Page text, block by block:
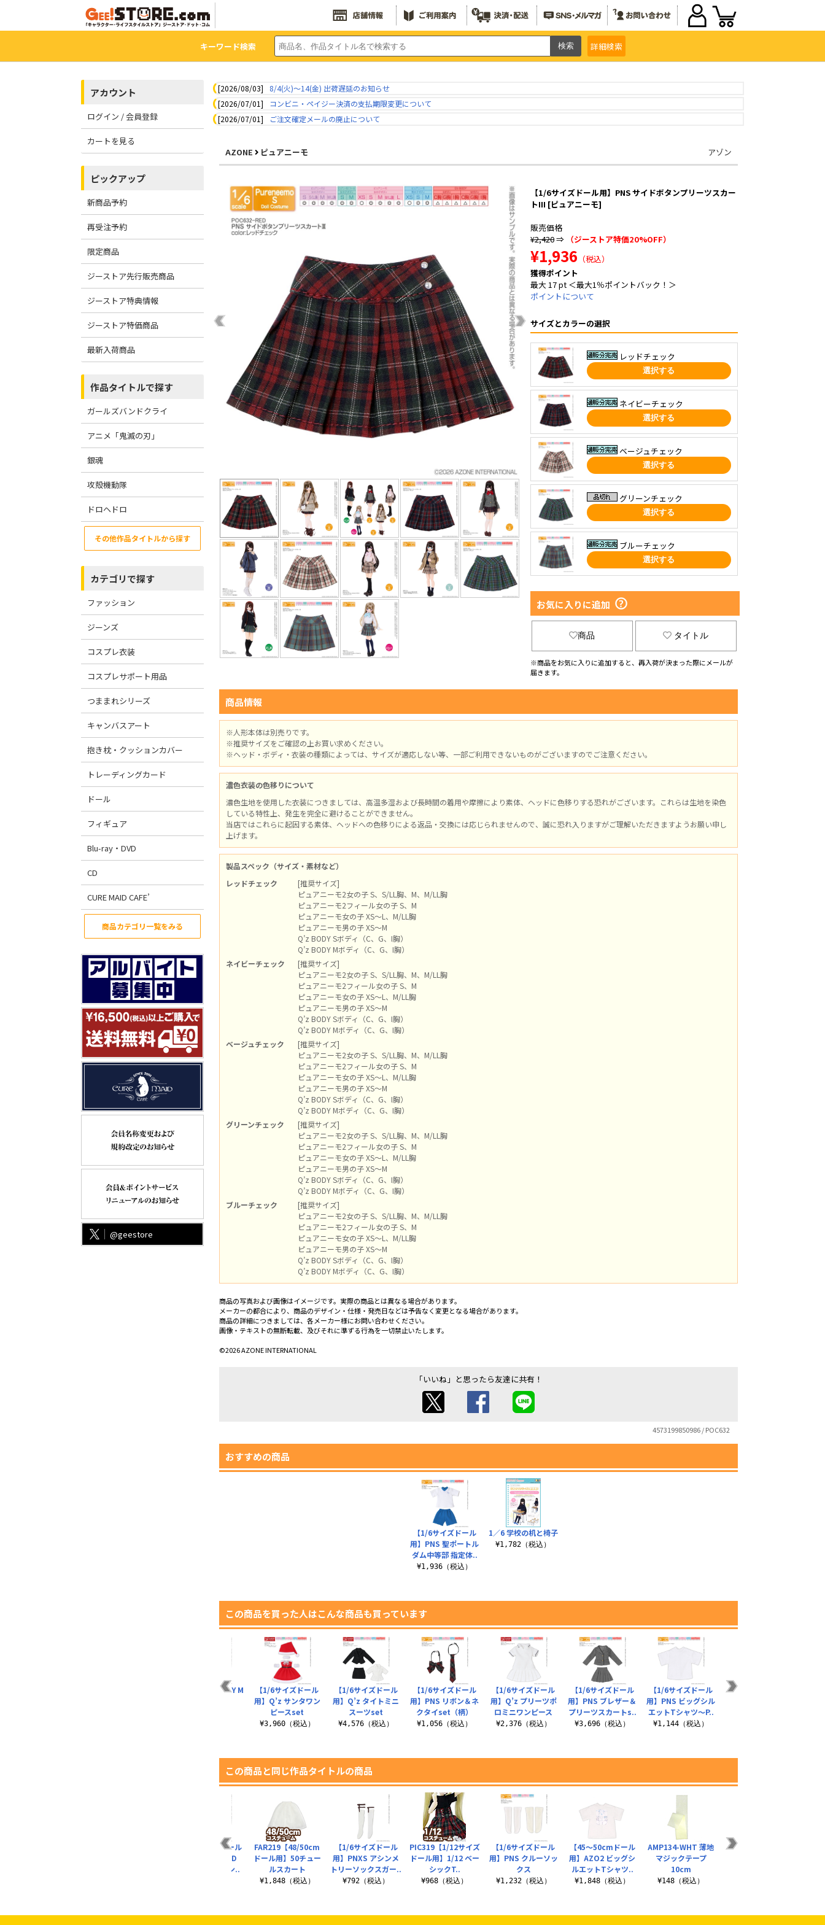
キーワード検索 詳細検索
アカウント
ログイン / 会員登録
カートを見る
ピックアップ
新商品予約
再受注予約
限定商品
ジーストア先行販売商品
ジーストア特典情報
ジーストア特価商品
最新入荷商品
作品タイトルで探す
ガールズバンドクライ
アニメ「鬼滅の刃」
銀魂
攻殻機動隊
ドロヘドロ
その他作品タイトルから探す
カテゴリで探す
ファッション
ジーンズ
コスプレ衣装
コスプレサポート用品
つままれシリーズ
キャンバスアート
抱き枕・クッションカバー
トレーディングカード
ドール
フィギュア
Blu-ray・DVD
CD
CURE MAID CAFE’
商品カテゴリ一覧をみる
@geestore
[2026/08/03]
8/4(火)～14(金) 出荷遅延のお知らせ
[2026/07/01]
コンビニ・ペイジー決済の支払期限変更について
[2026/07/01]
ご注文確定メールの廃止について
AZONE ピュアニーモ アゾン
【1/6サイズドール用】PNS サイドボタンプリーツスカー
トIII [ピュアニーモ]
販売価格
¥2,420⇒ （ジーストア特価20%OFF）
¥1,936 （税込）
獲得ポイント
最大 17 pt ＜最大1％ポイントバック！＞
ポイントについて
サイズとカラーの選択
レッドチェック
選択する
ネイビーチェック
選択する
ベージュチェック
選択する
グリーンチェック
選択する
ブルーチェック
選択する
お気に入りに追加
商品 タイトル
※商品をお気に入りに追加すると、再入荷が決まった際にメールが
届きます。
商品情報
※人形本体は別売りです。
※推奨サイズをご確認の上お買い求めください。
※ヘッド・ボディ・衣装の種類によっては、サイズが適応しない等、一部ご利用できないものがございますのでご注意ください。
濃色衣装の色移りについて
濃色生地を使用した衣装につきましては、高温多湿および長時間の着用や摩擦により素体、ヘッドに色移りする恐れがございます。これらは生地を染色
している特性上、発生を完全に避けることができません。
当店ではこれらに起因する素体、ヘッドへの色移りによる返品・交換には応じられませんので、誠に恐れ入りますがご理解いただきますようお願い申し
上げます。
製品スペック（サイズ・素材など）
レッドチェック
[推奨サイズ]
ピュアニーモ2女の子 S、S/LL胸、M、M/LL胸
ピュアニーモ2フィール女の子 S、M
ピュアニーモ女の子 XS～L、M/LL胸
ピュアニーモ男の子 XS～M
Q’z BODY Sボディ（C、G、I胸）
Q’z BODY Mボディ（C、G、I胸）
ネイビーチェック
[推奨サイズ]
ピュアニーモ2女の子 S、S/LL胸、M、M/LL胸
ピュアニーモ2フィール女の子 S、M
ピュアニーモ女の子 XS～L、M/LL胸
ピュアニーモ男の子 XS～M
Q’z BODY Sボディ（C、G、I胸）
Q’z BODY Mボディ（C、G、I胸）
ベージュチェック
[推奨サイズ]
ピュアニーモ2女の子 S、S/LL胸、M、M/LL胸
ピュアニーモ2フィール女の子 S、M
ピュアニーモ女の子 XS～L、M/LL胸
ピュアニーモ男の子 XS～M
Q’z BODY Sボディ（C、G、I胸）
Q’z BODY Mボディ（C、G、I胸）
グリーンチェック
[推奨サイズ]
ピュアニーモ2女の子 S、S/LL胸、M、M/LL胸
ピュアニーモ2フィール女の子 S、M
ピュアニーモ女の子 XS～L、M/LL胸
ピュアニーモ男の子 XS～M
Q’z BODY Sボディ（C、G、I胸）
Q’z BODY Mボディ（C、G、I胸）
ブルーチェック
[推奨サイズ]
ピュアニーモ2女の子 S、S/LL胸、M、M/LL胸
ピュアニーモ2フィール女の子 S、M
ピュアニーモ女の子 XS～L、M/LL胸
ピュアニーモ男の子 XS～M
Q’z BODY Sボディ（C、G、I胸）
Q’z BODY Mボディ（C、G、I胸）
商品の写真および画像はイメージです。実際の商品とは異なる場合があります。
メーカーの都合により、商品のデザイン・仕様・発売日などは予告なく変更となる場合があります。
商品の詳細につきましては、各メーカー様にお問い合わせください。
画像・テキストの無断転載、及びそれに準ずる行為を一切禁止いたします。
©2026 AZONE INTERNATIONAL
「いいね」と思ったら友達に共有！
4573199850986 / POC632
おすすめの商品
【1/6サイズドール
用】PNS 聖ポートル
ダム中等部 指定体..
¥1,936（税込）
1／6 学校の机と椅子
¥1,782（税込）
この商品を買った人はこんな商品も買っています
【1/6サイズドール
用】PNS リボン＆ネ
クタイset（柄）
¥1,056（税込）
【1/6サイズドール
用】Q’z プリーツポ
ロミニワンピース
¥2,376（税込）
【1/6サイズドール
用】PNS ブレザー＆
プリーツスカートs..
¥3,696（税込）
【1/6サイズドール
用】PNS ビッグシル
エットTシャツ～P..
¥1,144（税込）
【1/6サイズドール
AZONE Q’z BODY M
【1/6サイズドール
用】Q’z サンタワン
ピースset
¥3,960（税込）
【1/6サイズドール
用】Q’z タイトミニ
スーツset
¥4,576（税込）
この商品と同じ作品タイトルの商品
PIC319【1/12サイズ
ドール用】1/12 ベー
シックT..
¥968（税込）
【1/6サイズドール
用】PNS クルーソッ
クス
¥1,232（税込）
【45～50cmドール
用】AZO2 ビッグシ
ルエットTシャツ..
¥1,848（税込）
AMP134-WHT 薄地
マジックテープ
10cm
¥148（税込）
【1/12サイズドール
【1/12サイズドール
用】1／12 ピコD
『ミミーガーデン..
FAR219【48/50cm
ドール用】50チュー
ルスカート
¥1,848（税込）
【1/6サイズドール
用】PNXS アシンメ
トリーソックスガー..
¥792（税込）